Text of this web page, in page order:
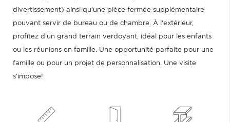
divertissement) ainsi qu'une pièce fermée supplémentaire
pouvant servir de bureau ou de chambre. À l'extérieur,
profitez d'un grand terrain verdoyant, idéal pour les enfants
ou les réunions en famille. Une opportunité parfaite pour une
famille ou pour un projet de personnalisation. Une visite
s'impose!